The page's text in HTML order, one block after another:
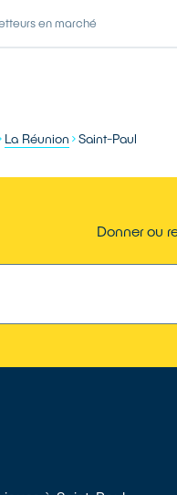
en marché
La Réunion Saint-Paul
Donner ou